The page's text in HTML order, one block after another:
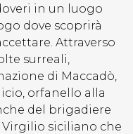
in un luogo
dove scoprirà
Attraverso
surreali,
di Maccadò,
orfanello alla
del brigadiere
siciliano che